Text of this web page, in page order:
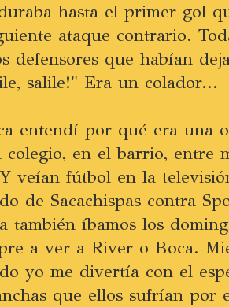
hasta el primer gol
ataque contrario.
defensores que habían
salile!" Era un colador...
entendí por qué era una
colegio, en el barrio, entre
veían fútbol en la
de Sacachispas contra
también íbamos los
a ver a River o Boca.
yo me divertía con el
que ellos sufrían por